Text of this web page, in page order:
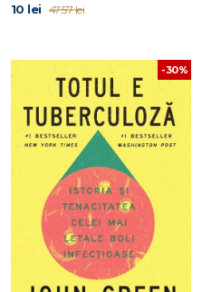
10 lei 47.57 lei
-30%